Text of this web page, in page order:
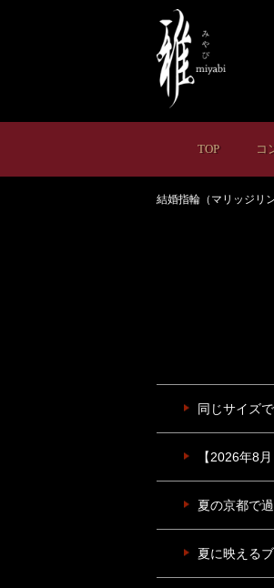
TOP コ
結婚指輪（マリッジリ
同じサイズ
【2026年8
夏の京都で
夏に映える